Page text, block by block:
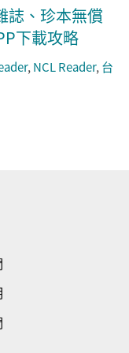
誌、珍本無償
下載攻略
,NCL Reader,台